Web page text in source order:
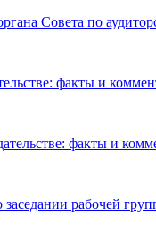
Совета по
факты и
факты и
рабочей